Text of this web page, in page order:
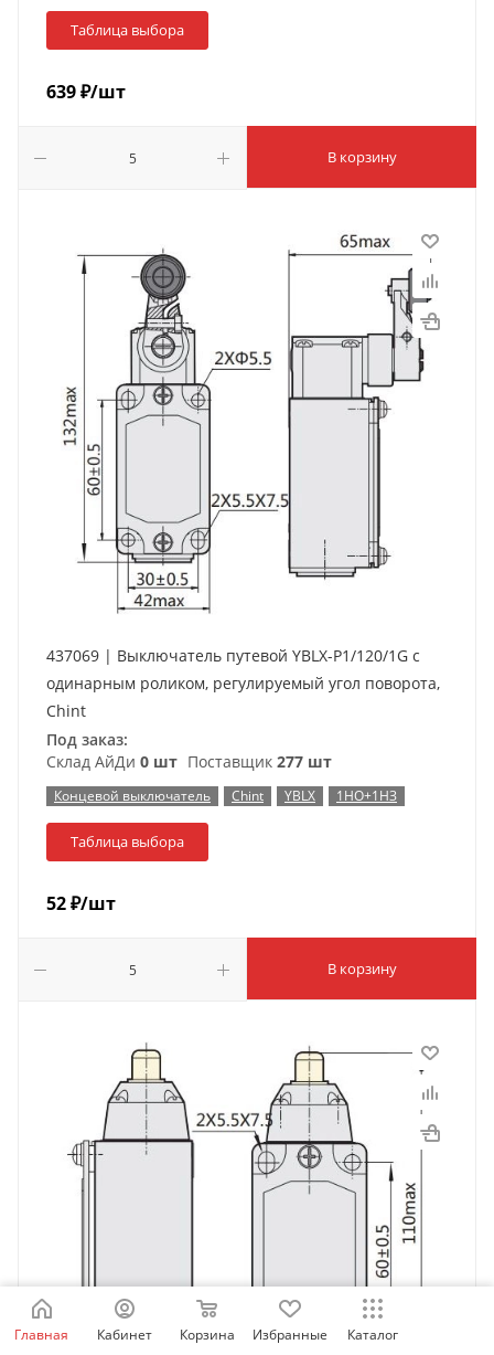
Таблица выбора
639₽/шт
В корзину
437069 | Выключатель путевой YBLX-P1/120/1G с
одинарным роликом, регулируемый угол поворота,
Chint
Под заказ:
Склад АйДи 0 шт Поставщик 277 шт
Концевой выключатель Chint YBLX 1НО+1НЗ
Таблица выбора
52₽/шт
В корзину
Главная Кабинет Корзина Избранные Каталог